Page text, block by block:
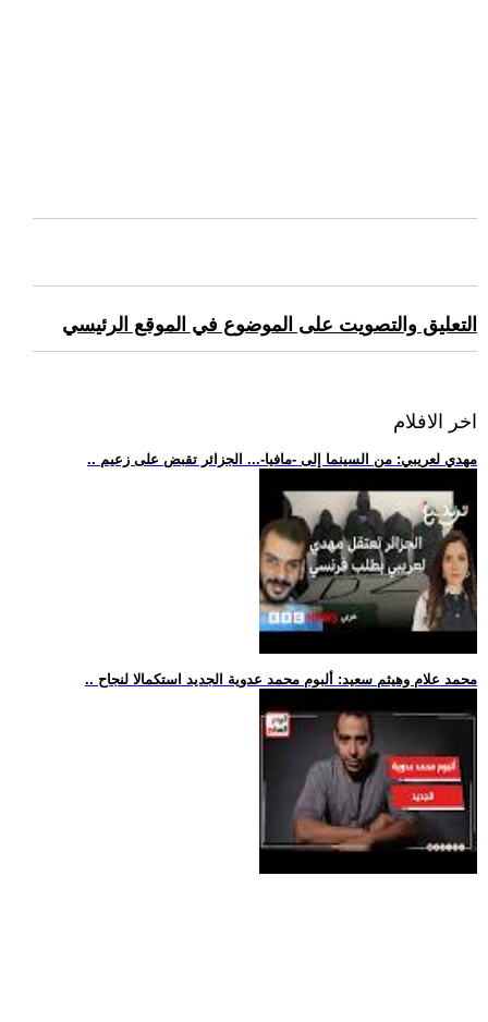
التعليق والتصويت على الموضوع في الموقع الرئيسي
اخر الافلام
.. مهدي لعريبي: من السينما إلى -مافيا-... الجزائر تقبض على زعيم
.. محمد علام وهيثم سعيد: ألبوم محمد عدوية الجديد استكمالا لنجاح